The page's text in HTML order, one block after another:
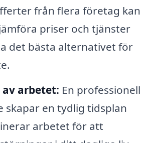
från flera företag kan
priser och tjänster
det bästa alternativet för
arbetet: En professionell
skapar en tydlig tidsplan
arbetet för att